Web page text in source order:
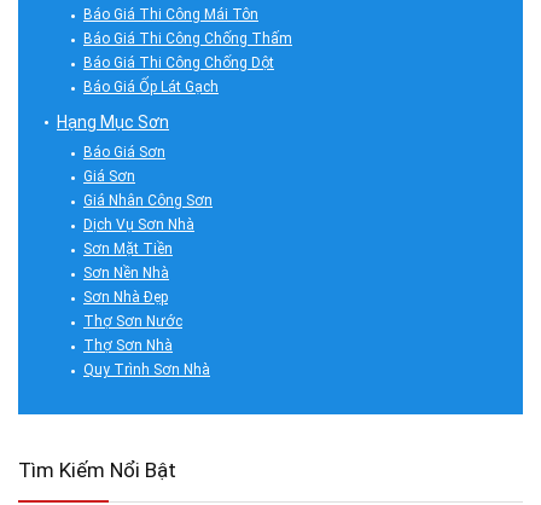
Báo Giá Thi Công Mái Tôn
Báo Giá Thi Công Chống Thấm
Báo Giá Thi Công Chống Dột
Báo Giá Ốp Lát Gạch
Hạng Mục Sơn
Báo Giá Sơn
Giá Sơn
Giá Nhân Công Sơn
Dịch Vụ Sơn Nhà
Sơn Mặt Tiền
Sơn Nền Nhà
Sơn Nhà Đẹp
Thợ Sơn Nước
Thợ Sơn Nhà
Quy Trình Sơn Nhà
Tìm Kiếm Nổi Bật